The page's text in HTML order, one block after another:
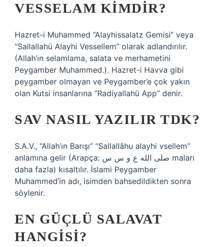
VESSELAM KIMDIR?
Hazret-i Muhammed “Alayhissalatz Gemisi” veya
“Sallallahü Alayhi Vessellem” olarak adlandırılır.
(Allah’ın selamlama, salata ve merhametini
Peygamber Muhammed.). Hazret-i Havva gibi
peygamber olmayan ve Peygamber’e çok yakın
olan Kutsi insanlarına “Radiyallahü App” denir.
SAV NASIL YAZILIR TDK?
S.A.V., “Allah’ın Barışı” “Sallallâhu alayhi vsellem”
anlamına gelir (Arapça: صلى الله ع و س س maları
daha fazla) kısaltılır. İslami Peygamber
Muhammed’in adı, isimden bahsedildikten sonra
söylenir.
EN GÜÇLÜ SALAVAT
HANGISI?